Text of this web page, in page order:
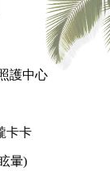
護中心
卡卡
暈)